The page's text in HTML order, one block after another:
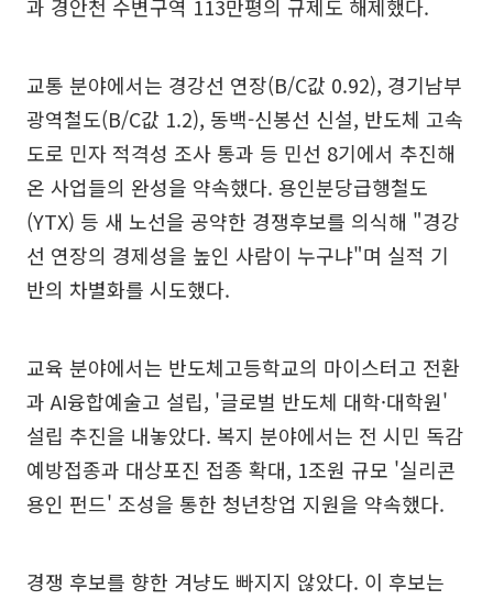
과 경안천 수변구역 113만평의 규제도 해제했다.
교통 분야에서는 경강선 연장(B/C값 0.92), 경기남부
광역철도(B/C값 1.2), 동백-신봉선 신설, 반도체 고속
도로 민자 적격성 조사 통과 등 민선 8기에서 추진해
온 사업들의 완성을 약속했다. 용인분당급행철도
(YTX) 등 새 노선을 공약한 경쟁후보를 의식해 "경강
선 연장의 경제성을 높인 사람이 누구냐"며 실적 기
반의 차별화를 시도했다.
교육 분야에서는 반도체고등학교의 마이스터고 전환
과 AI융합예술고 설립, '글로벌 반도체 대학·대학원'
설립 추진을 내놓았다. 복지 분야에서는 전 시민 독감
예방접종과 대상포진 접종 확대, 1조원 규모 '실리콘
용인 펀드' 조성을 통한 청년창업 지원을 약속했다.
경쟁 후보를 향한 겨냥도 빠지지 않았다. 이 후보는